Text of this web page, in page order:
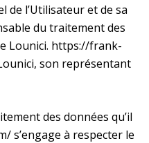
de l’Utilisateur et de sa
du traitement des
Lounici. https://frank-
son représentant
des données qu’il
s’engage à respecter le